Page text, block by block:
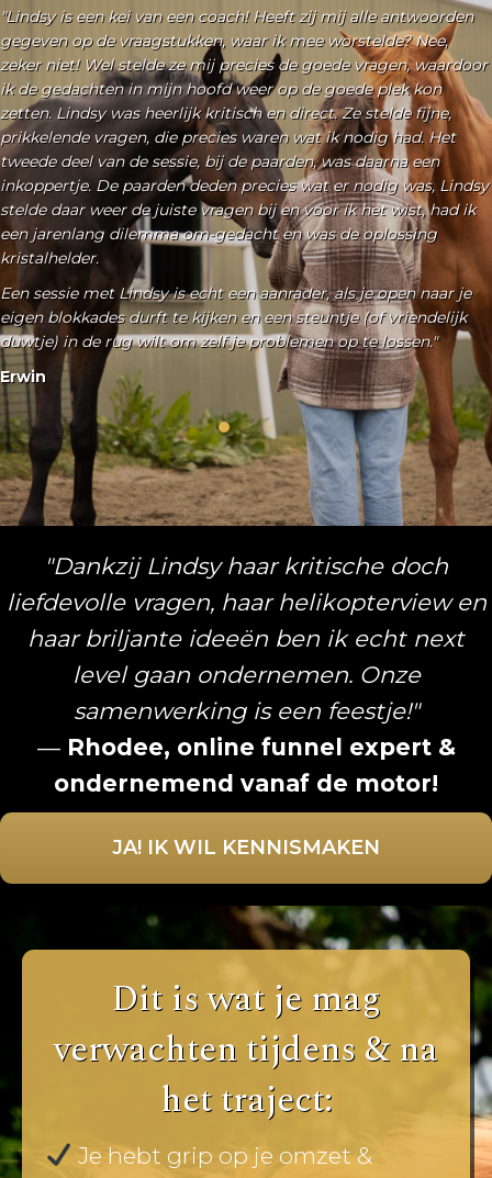
"Ik wist niet goed wat ik moest verwachten van de sessie en dat
zette direct al het een en ander in werking.
Veiligheid, controle. Maar ook wat zouden de paarden laten zien
aan mij, maar ook vooral ván mij?.
Met grote verhalen en gedachten begon ik aan de sessie.
Uiteindelijk kon ik onder de professional en veilige begeleiding
(in de meest brede zin van het woord veiligheid) van Lindsy zijn.
Zijn met alles wat er wel en niet was. Zijn met wie ik ben. Een
ervaring die ik nog niet zó bewust eerder heb ervaren.
Het heeft mij rust en vertrouwen gegeven in het moment en
tools om deze te bewaken in het dagelijks leven.
Super waardevol en oprecht een aanrader voor iedereen die
graag ''hard werkt''. Just be. Dat kan bij de paarden en Lindsy."
Brenna
"Dankzij Lindsy haar kritische doch
liefdevolle vragen, haar helikopterview en
haar briljante ideeën ben ik echt next
level gaan ondernemen. Onze
samenwerking is een feestje!"
— Rhodee, online funnel expert &
ondernemend vanaf de motor!
JA! IK WIL KENNISMAKEN
Dit is wat je mag
verwachten tijdens & na
het traject:
Je hebt grip op je omzet &